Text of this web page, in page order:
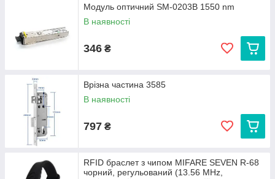
Модуль оптичний SM-0203B 1550 nm
В наявності
346 ₴
Врізна частина 3585
В наявності
797 ₴
RFID браслет з чипом MIFARE SEVEN R-68
чорний, регульований (13.56 MHz,